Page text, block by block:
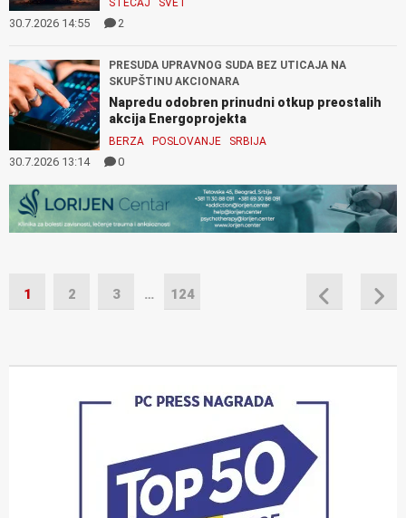
STEČAJ SVET
30.7.2026 14:55 2
PRESUDA UPRAVNOG SUDA BEZ UTICAJA NA
SKUPŠTINU AKCIONARA
Napredu odobren prinudni otkup preostalih
akcija Energoprojekta
BERZA POSLOVANJE SRBIJA
30.7.2026 13:14 0
1 2 3 … 124